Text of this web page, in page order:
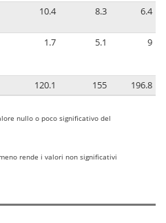
10.4 8.3 6.4
1.7 5.1 9
120.1 155 196.8
nullo o poco significativo del
rende i valori non significativi